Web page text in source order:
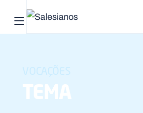
Abrir menu principal
VOCAÇÕES
TEMA
Início
Quem